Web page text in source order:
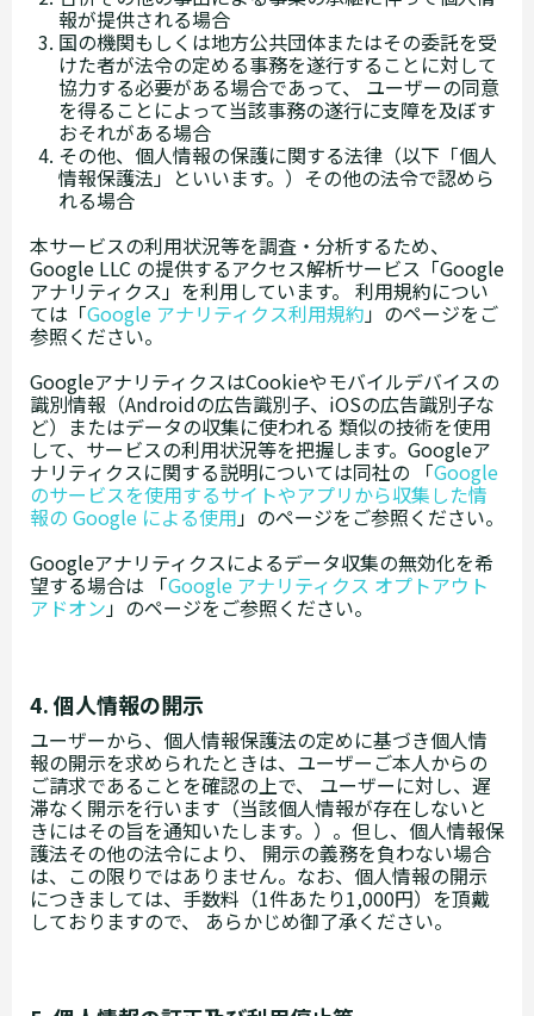
報が提供される場合
国の機関もしくは地方公共団体またはその委託を受
けた者が法令の定める事務を遂行することに対して
協力する必要がある場合であって、 ユーザーの同意
を得ることによって当該事務の遂行に支障を及ぼす
おそれがある場合
その他、個人情報の保護に関する法律（以下「個人
情報保護法」といいます。）その他の法令で認めら
れる場合
本サービスの利用状況等を調査・分析するため、
Google LLC の提供するアクセス解析サービス「Google
アナリティクス」を利用しています。 利用規約につい
ては「Google アナリティクス利用規約」のページをご
参照ください。
GoogleアナリティクスはCookieやモバイルデバイスの
識別情報（Androidの広告識別子、iOSの広告識別子な
ど）またはデータの収集に使われる 類似の技術を使用
して、サービスの利用状況等を把握します。Googleア
ナリティクスに関する説明については同社の 「Google
のサービスを使用するサイトやアプリから収集した情
報の Google による使用」のページをご参照ください。
Googleアナリティクスによるデータ収集の無効化を希
望する場合は 「Google アナリティクス オプトアウト
アドオン」のページをご参照ください。
4. 個人情報の開示
ユーザーから、個人情報保護法の定めに基づき個人情
報の開示を求められたときは、ユーザーご本人からの
ご請求であることを確認の上で、 ユーザーに対し、遅
滞なく開示を行います（当該個人情報が存在しないと
きにはその旨を通知いたします。）。但し、個人情報保
護法その他の法令により、 開示の義務を負わない場合
は、この限りではありません。なお、個人情報の開示
につきましては、手数料（1件あたり1,000円）を頂戴
しておりますので、 あらかじめ御了承ください。